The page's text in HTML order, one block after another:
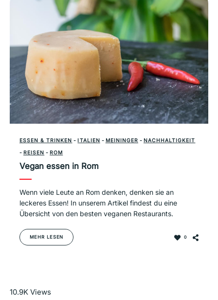
ESSEN & TRINKEN - ITALIEN - MEININGER - NACHHALTIGKEIT
- REISEN - ROM
Vegan essen in Rom
Wenn viele Leute an Rom denken, denken sie an
leckeres Essen! In unserem Artikel findest du eine
Übersicht von den besten veganen Restaurants.
MEHR LESEN 0
Mehr lesen
10.9K Views